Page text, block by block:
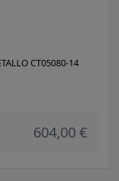
CT05080-14
604,00 €